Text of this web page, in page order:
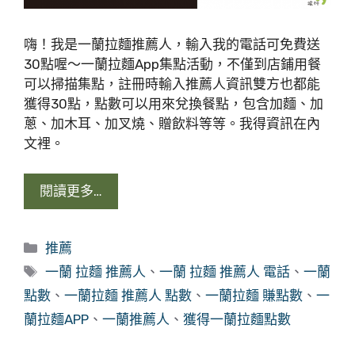
嗨！我是一蘭拉麵推薦人，輸入我的電話可免費送
30點喔～一蘭拉麵App集點活動，不僅到店鋪用餐
可以掃描集點，註冊時輸入推薦人資訊雙方也都能
獲得30點，點數可以用來兌換餐點，包含加麵、加
蔥、加木耳、加叉燒、贈飲料等等。我得資訊在內
文裡。
閱讀更多…
分
推薦
標
籤
一蘭 拉麵 推薦人 、一蘭 拉麵 推薦人 電話 、一蘭
點數 、 一蘭拉麵 推薦人 點數 、 一蘭拉麵 賺點數 、 一
蘭拉麵APP 、 一蘭推薦人 、 獲得一蘭拉麵點數